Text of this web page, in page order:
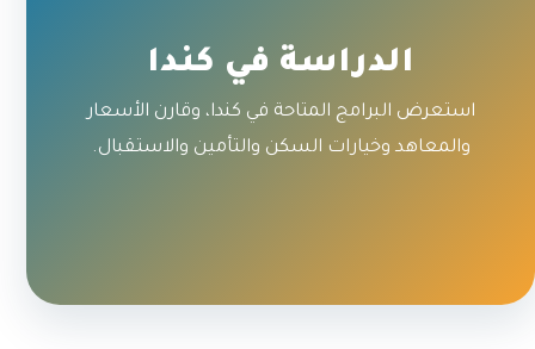
الدراسة في كندا
استعرض البرامج المتاحة في كندا، وقارن الأسعار
والمعاهد وخيارات السكن والتأمين والاستقبال.